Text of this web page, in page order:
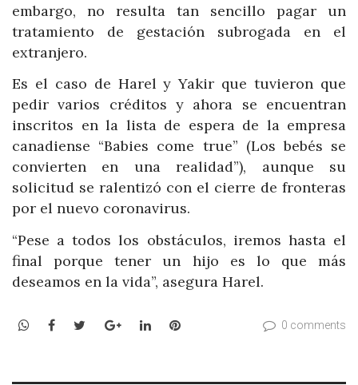
embargo, no resulta tan sencillo pagar un
tratamiento de gestación subrogada en el
extranjero.
Es el caso de Harel y Yakir que tuvieron que
pedir varios créditos y ahora se encuentran
inscritos en la lista de espera de la empresa
canadiense “Babies come true” (Los bebés se
convierten en una realidad”), aunque su
solicitud se ralentizó con el cierre de fronteras
por el nuevo coronavirus.
“Pese a todos los obstáculos, iremos hasta el
final porque tener un hijo es lo que más
deseamos en la vida”, asegura Harel.
WhatsApp
Facebook
TwitterGoogle+LinkedInPinterest 0 comments